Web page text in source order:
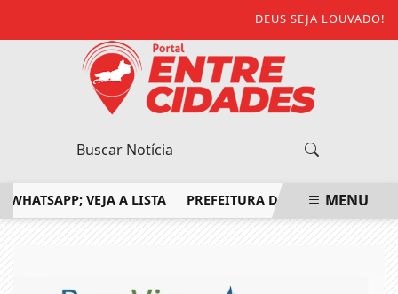
DEUS SEJA LOUVADO!
VEJA A LISTA PREFEITURA DE SÃO FIDÉLISMENU